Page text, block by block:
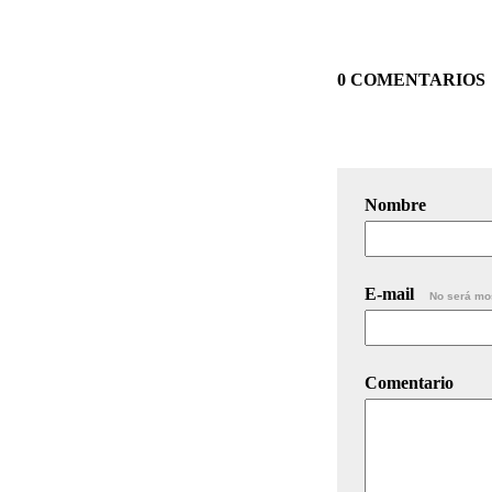
0 COMENTARIOS
Nombre
E-mail No será
Comentario